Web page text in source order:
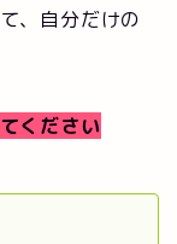
、自分だけの
ください